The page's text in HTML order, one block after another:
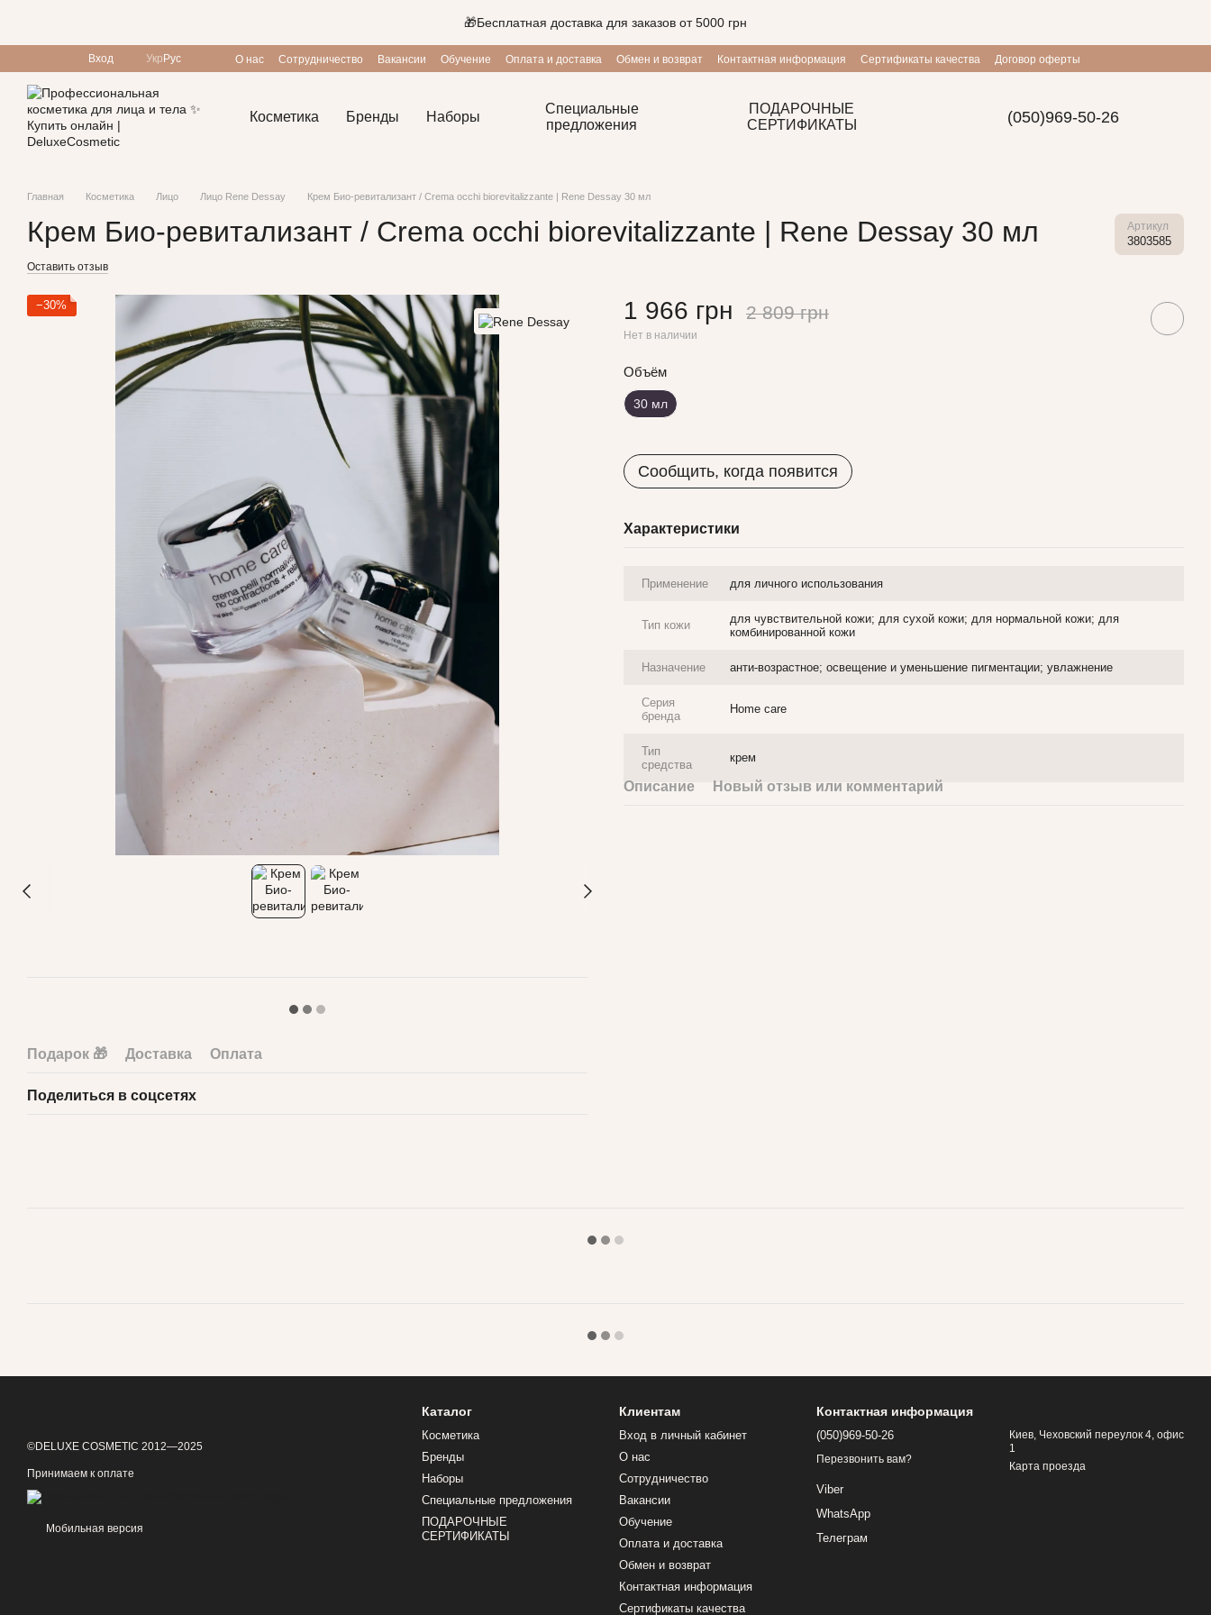
🎁Бесплатная доставка для заказов от 5000 грн
Вход Укр Рус О нас Сотрудничество Вакансии Обучение Оплата и доставка Обмен и возврат Контактная информация Сертификаты качества
Договор оферты
Косметика Бренды Наборы
Специальные
предложения
ПОДАРОЧНЫЕ
СЕРТИФИКАТЫ
(050)969-50-26
Главная Косметика Лицо Лицо Rene Dessay Крем Био-ревитализант / Crema occhi biorevitalizzante | Rene Dessay 30 мл
Крем Био-ревитализант / Crema occhi biorevitalizzante | Rene Dessay 30 мл Артикул
3803585
Оставить отзыв
−30%
Подарок 🎁 Доставка Оплата
Поделиться в соцсетях
1 966 грн 2 809 грн
Нет в наличии
Объём
30 мл
Сообщить, когда появится
Характеристики
Применение для личного использования
Тип кожи
для чувствительной кожи; для сухой кожи; для нормальной кожи; для
комбинированной кожи
Назначение анти-возрастное; освещение и уменьшение пигментации; увлажнение
Серия
бренда
Home care
Тип
средства
крем
Описание Новый отзыв или комментарий
©DELUXE COSMETIC 2012—2025
Принимаем к оплате
Мобильная версия
Каталог
Косметика
Бренды
Наборы
Специальные предложения
ПОДАРОЧНЫЕ
СЕРТИФИКАТЫ
Клиентам
Вход в личный кабинет
О нас
Сотрудничество
Вакансии
Обучение
Оплата и доставка
Обмен и возврат
Контактная информация
Сертификаты качества
Контактная информация
(050)969-50-26
Перезвонить вам?
Viber
WhatsApp
Телеграм
Киев, Чеховский переулок 4, офис
1
Карта проезда